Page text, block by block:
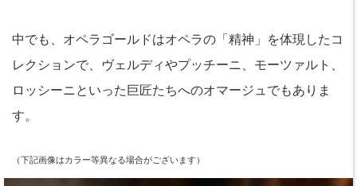
中でも、オペラゴールドはオペラの「精神」を体現したコ
レクションで、ヴェルディやプッチーニ、モーツァルト、
ロッシーニといった巨匠たちへのオマージュでもありま
す。
（下記画像はカラー等異なる場合がございます）